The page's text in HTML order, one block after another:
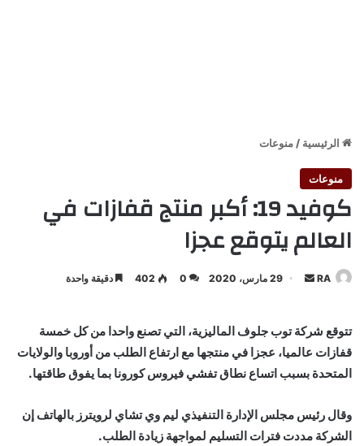
الرئيسية / منوعات
منوعات
كوفيد 19: أكبر منتج قفازات في
العالم يتوقع عجزا
RA
أرسل 29 مارس، 2020 0
402 دقيقة واحدة
تتوقع شركة توب جلوف الماليزية، التي تصنع واحدا من كل خمسة
قفازات عالميا، عجزا في منتجها مع ارتفاع الطلب من أوروبا والولايات
المتحدة بسبب اتساع نطاق تفشي فيروس كورونا بما يفوق طاقتها.
وقال رئيس مجلس الإدارة التنفيذي ليم وي تشاي لرويترز بالهاتف إن
الشركة مددت فترات التسليم لمواجهة زيادة الطلب.